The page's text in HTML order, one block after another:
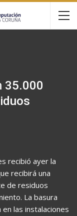
35.000
recibió ayer la
recibirá una
de residuos
La basura
las instalaciones